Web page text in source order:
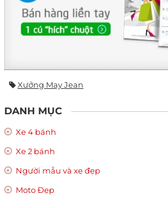
Xưởng May Jean
DANH MỤC
Xe 4 bánh
Xe 2 bánh
Người mẫu và xe đẹp
Moto Đẹp